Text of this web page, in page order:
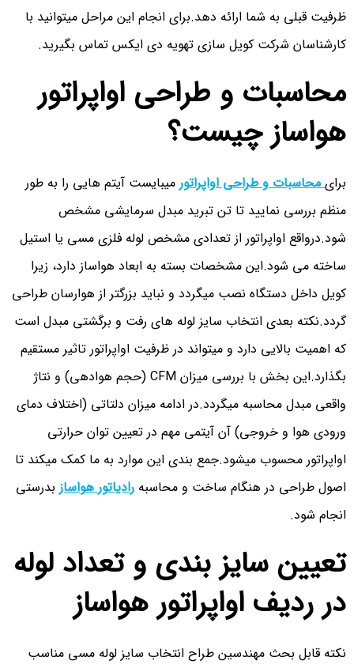
ظرفیت قبلی به شما ارائه دهد.برای انجام این مراحل میتوانید با
کارشناسان شرکت کویل سازی تهویه دی ایکس تماس بگیرید.
محاسبات و طراحی اواپراتور
هواساز چیست؟
برایمحاسبات و طراحی اواپراتورمیبایست آیتم هایی را به طور
منظم بررسی نمایید تا تن تبرید مبدل سرمایشی مشخص
شود.درواقع اواپراتور از تعدادی مشخص لوله فلزی مسی یا استیل
ساخته می شود.این مشخصات بسته به ابعاد هواساز دارد، زیرا
کویل داخل دستگاه نصب میگردد و نباید بزرگتر از هوارسان طراحی
گردد.نکته بعدی انتخاب سایز لوله های رفت و برگشتی مبدل است
که اهمیت بالایی دارد و میتواند در ظرفیت اواپراتور تاثیر مستقیم
بگذارد.این بخش با بررسی میزان CFM (حجم هوادهی) و نتاژ
واقعی مبدل محاسبه میگردد.در ادامه میزان دلتاتی (اختلاف دمای
ورودی هوا و خروجی) آن آیتمی مهم در تعیین توان حرارتی
اواپراتور محسوب میشود.جمع بندی این موارد به ما کمک میکند تا
اصول طراحی در هنگام ساخت و محاسبه رادیاتور هواسازبدرستی
انجام شود.
تعیین سایز بندی و تعداد لوله
در ردیف اواپراتور هواساز
نکته قابل بحث مهندسین طراح انتخاب سایز لوله مسی مناسب